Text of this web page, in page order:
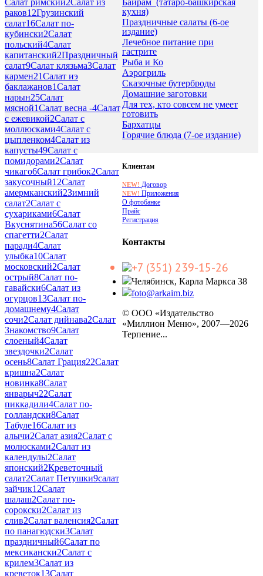
Салат римский2Салат из
раков12Грузинский
салат16Салат по-
кубински2Салат
польский4Салат
капитанский2Праздничный
салат9Салат клязьма3Салат
кармен21Салат иэ
баклажанов1Салат
нарын25Салат
мясной1Салат весна -4Салат
с ежевикой2Салат с
моллюсками4Салат с
цыпленком4Салат из
капусты49Салат с
помидорами2Салат
чикаго6Салат грибок2Салат
закусочный12Салат
амермканский2Зимний
салат2Салат с
сухариками6Салат
Вкуснятина56Салат со
спагетти2Салат
паради4Салат
улыбка10Салат
московский2Салат
острый8Салат по-
гавайски6Салат из
огурцов13Салат по-
домашнему4Салат
сочи2Салат дийнава2Салат
Знакомство9Салат
слоеный4Салат
звездочки2Салат
осень8Салат Грация22Салат
кришна2Салат
новинка8Салат
январыч22Салат
пиккадили4Салат по-
голландски8Салат
Табуле16Салат из
алычи2Салат азия2Салат с
молюсками2Салат из
календулы2Салат
японский2Креветочный
салат2Салат Петушки9салат
зайчик12Салат
шалаш2Салат по-
сорокски2Салат из
слив2Салат валенсия2Салат
по панагюдски3Салат
праздничный6Салат по
мексикански2Салат с
крилем3Салат из
креветок13Салат
кухня)
Праздничные салаты (6-ое
издание)
Лечебное питание при
гастрите
Рыба и Ко
Аэрогриль
Сказочные бутерброды
Домашние заготовки
Для тех, кто совсем не умеет
готовить
Бархатцы
Горячие блюда (7-ое издание)
Клиентам
NEW! Договор
NEW! Приложения
О фотобанке
Прайс
Регистрация
Контакты
+7 (351) 239-15-26
Челябинск, Карла Маркса 38
foto@arkaim.biz
© ООО «Издательство
«Миллион Меню», 2007—2026
Терпение...